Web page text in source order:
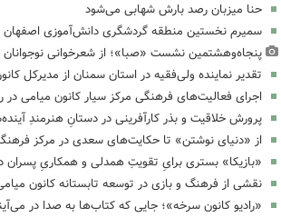
حنا میزبان رصد بارش شهابی می‌شود
سمیرم نخستین منطقه گردشگری دانش‌آموزی
پنجاه‌وهشتمین نشست «صبا»؛ از شعرخوانی نوجوانان
تقدیر نماینده ولی‌فقیه در استان سمنان از مدیرکل
اجرای فعالیت‌های فرهنگی مرکز سیار کانون میامی در
پرورش خلاقیت و بذر کارآفرینی در دستانِ هنرمندِ
از «دنیای نوشتن» تا حکایت‌های سعدی در مرکز
«بازیکا» بستری برایِ تقویتِ همدلی و همکاریِ پسران
نقشی از فرهنگ و بازی در توسعه تابستانه کانون
«رادیو کانون سرخه»؛ جایی که کتاب‌ها به صدا در